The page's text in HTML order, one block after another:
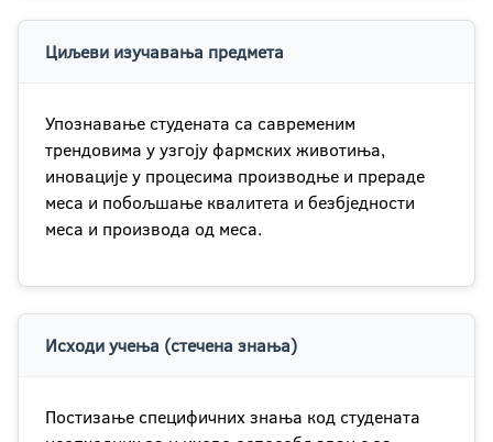
Циљеви изучавања предмета
Упознавање студената са савременим
трендовима у узгоју фармских животиња,
иновације у процесима производње и прераде
меса и побољшање квалитета и безбједности
меса и производа од меса.
Исходи учења (стечена знања)
Постизање специфичних знања код студената